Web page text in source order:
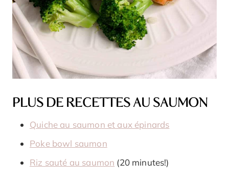
PLUS DE RECETTES AU SAUMON
Quiche au saumon et aux épinards
Poke bowl saumon
Riz sauté au saumon (20 minutes!)